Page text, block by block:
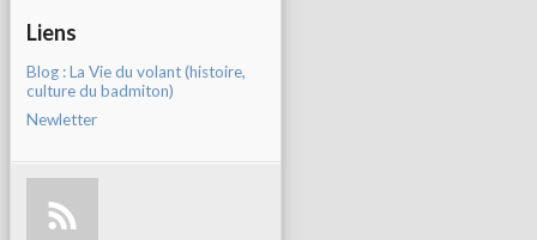
Liens
Blog : La Vie du volant (histoire,
culture du badmiton)
Newletter